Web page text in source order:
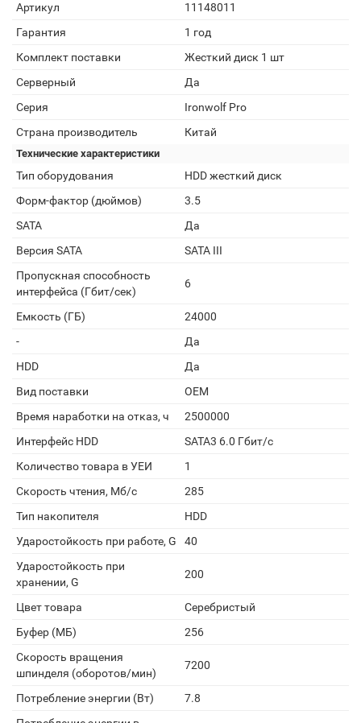
Артикул
11148011
Гарантия
1 год
Комплект поставки
Жесткий диск 1 шт
Серверный
Да
Серия
Ironwolf Pro
Страна производитель
Китай
Технические характеристики
Тип оборудования
HDD жесткий диск
Форм-фактор (дюймов)
3.5
SATA
Да
Версия SATA
SATA III
Пропускная способность
интерфейса (Гбит/сек)
6
Емкость (ГБ)
24000
-
Да
HDD
Да
Вид поставки
OEM
Время наработки на отказ, ч
2500000
Интерфейс HDD
SATA3 6.0 Гбит/с
Количество товара в УЕИ
1
Скорость чтения, Мб/с
285
Тип накопителя
HDD
Ударостойкость при работе, G
40
Ударостойкость при
хранении, G
200
Цвет товара
Серебристый
Буфер (МБ)
256
Скорость вращения
шпинделя (оборотов/мин)
7200
Потребление энергии (Вт)
7.8